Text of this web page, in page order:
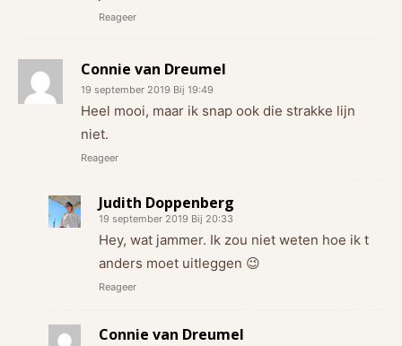
Reageer
Connie van Dreumel
19 september 2019 Bij 19:49
Heel mooi, maar ik snap ook die strakke lijn
niet.
Reageer
Judith Doppenberg
19 september 2019 Bij 20:33
Hey, wat jammer. Ik zou niet weten hoe ik t
anders moet uitleggen 😉
Reageer
Connie van Dreumel